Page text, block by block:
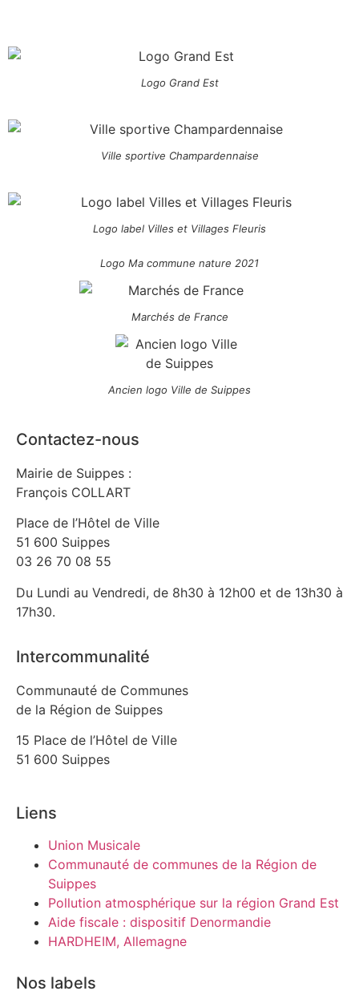
Logo Grand Est
Ville sportive Champardennaise
Logo label Villes et Villages Fleuris
Logo Ma commune nature 2021
Marchés de France
Ancien logo Ville de Suippes
Contactez-nous
Mairie de Suippes :
François COLLART
Place de l’Hôtel de Ville
51 600 Suippes
03 26 70 08 55
Du Lundi au Vendredi, de 8h30 à 12h00 et de 13h30 à
17h30.
Intercommunalité
Communauté de Communes
de la Région de Suippes
15 Place de l’Hôtel de Ville
51 600 Suippes
Liens
Union Musicale
Communauté de communes de la Région de
Suippes
Pollution atmosphérique sur la région Grand Est
Aide fiscale : dispositif Denormandie
HARDHEIM, Allemagne
Nos labels